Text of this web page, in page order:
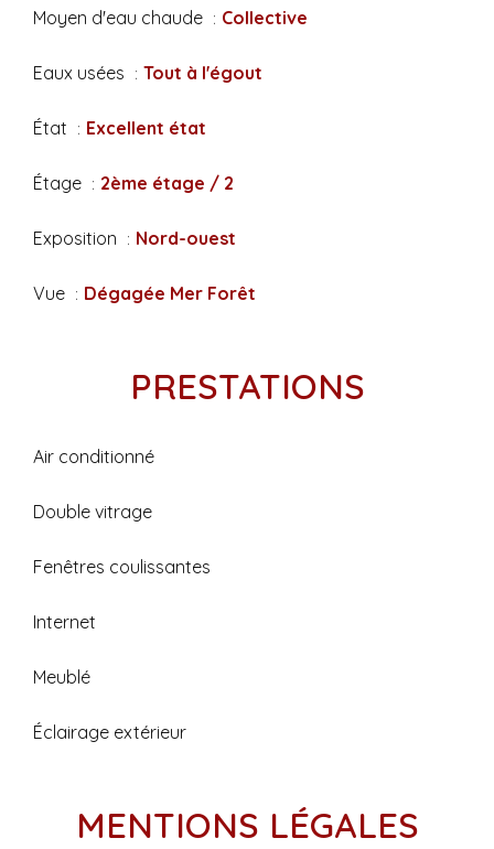
Moyen d'eau chaude Collective
Eaux usées Tout à l'égout
État Excellent état
Étage 2ème étage / 2
Exposition Nord-ouest
Vue Dégagée Mer Forêt
PRESTATIONS
Air conditionné
Double vitrage
Fenêtres coulissantes
Internet
Meublé
Éclairage extérieur
MENTIONS LÉGALES